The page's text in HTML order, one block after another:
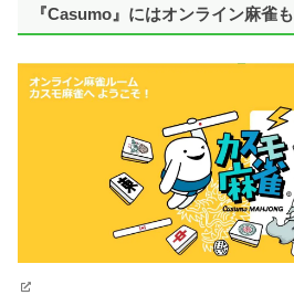
『Casumo』にはオンライン麻雀も